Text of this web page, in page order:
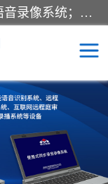
深圳鼎立宏泰科技有限公司专注做语音录像系统；主要服务有：约谈室同步录音录像系统、设计数字询问同步录音录像、数字约谈室同步录音录像、公开听证室、智慧庭审、智能语音识别转写、远程提讯（提审）、记录仪、远程指挥综合管理平台、录播系统等
讯设备